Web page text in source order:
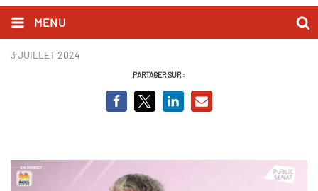
MENU
éric coquerel.png
3 JUILLET 2024
PARTAGER SUR :